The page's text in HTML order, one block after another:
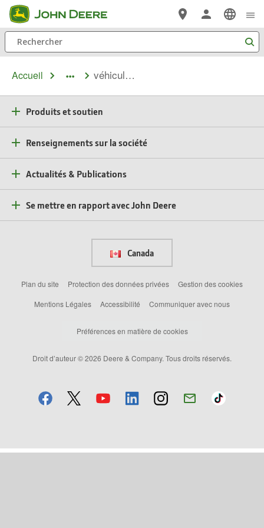
Passer au contenu principal
Rechercher
Accueil
toggle
véhicules utilitaires gator
Produits et soutien
Renseignements sur la société
Actualités & Publications
Se mettre en rapport avec John Deere
Canada
Plan du site Protection des données privées
Gestion des cookies
Mentions Légales
Accessibilité Communiquer avec nous
Préférences en matière de cookies
Droit d’auteur © 2026 Deere & Company. Tous droits réservés.